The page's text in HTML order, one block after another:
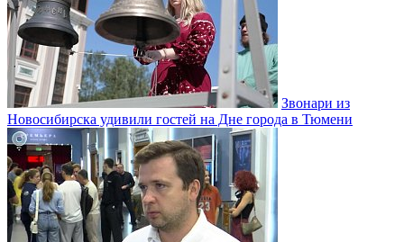
Звонари из
Новосибирска удивили гостей на Дне города в Тюмени